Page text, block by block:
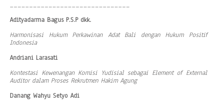
_______________________________
Adityadarma Bagus P.S.P dkk.
Harmonisasi Hukum Perkawinan Adat Bali dengan Hukum Positif
Indonesia
Andriani Larasati
Kontestasi Kewenangan Komisi Yudisial sebagai Element of External
Auditor dalam Proses Rekrutmen Hakim Agung
Danang Wahyu Setyo Adi